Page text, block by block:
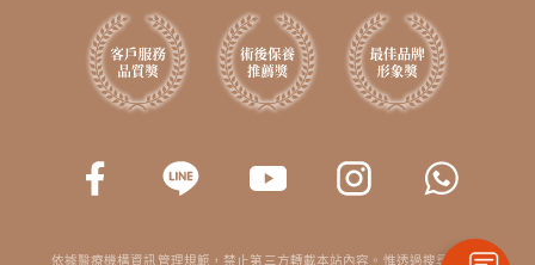
依據醫療機構資訊管理規範，禁止第三方轉載本站內容。惟透過搜尋